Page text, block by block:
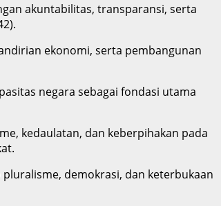
akuntabilitas, transparansi, serta
ekonomi, serta pembangunan
negara sebagai fondasi utama
kedaulatan, dan keberpihakan pada
demokrasi, dan keterbukaan